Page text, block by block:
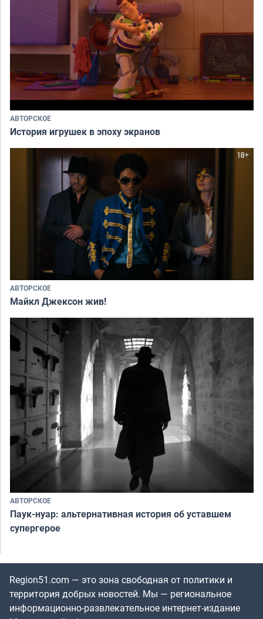
АВТОРСКОЕ
История игрушек в эпоху экранов
АВТОРСКОЕ
Майкл Джексон жив!
АВТОРСКОЕ
Паук-нуар: альтернативная история об уставшем
супергерое
Region51.com — это зона свободная от политики и
территория добрых новостей. Мы — региональное
информационно-развлекательное интернет-издание